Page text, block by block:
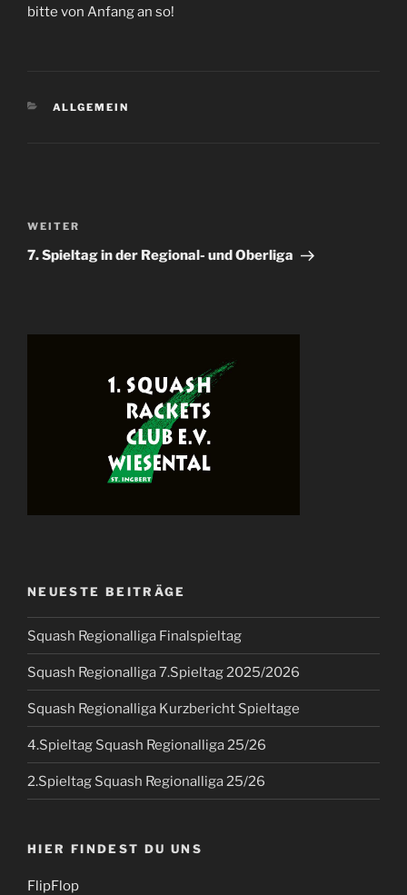
bitte von Anfang an so!
KATEGORIEN
ALLGEMEIN
Nächster
Beitrag
WEITER
7. Spieltag in der Regional- und Oberliga
NEUESTE BEITRÄGE
Squash Regionalliga Finalspieltag
Squash Regionalliga 7.Spieltag 2025/2026
Squash Regionalliga Kurzbericht Spieltage
4.Spieltag Squash Regionalliga 25/26
2.Spieltag Squash Regionalliga 25/26
HIER FINDEST DU UNS
FlipFlop